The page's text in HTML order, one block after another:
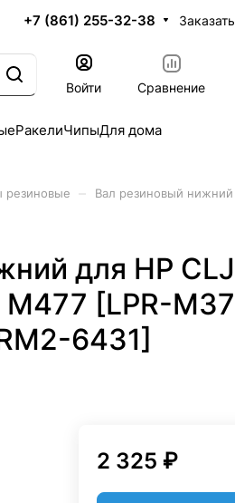
+7 (861) 255-32-38
Войти
Сравнение
РакелиЧипыДля дома
резиновые
Вал резиновый нижний
для HP
[LPR-
6431]
2 325 ₽